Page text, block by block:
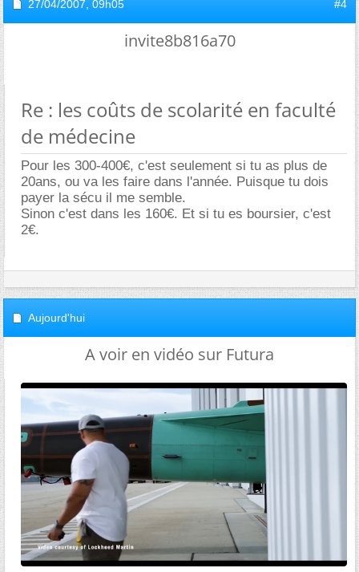
27/04/2007, 09h05 #4
invite8b816a70
Re : les coûts de scolarité en faculté
de médecine
Pour les 300-400€, c'est seulement si tu as plus de
20ans, ou va les faire dans l'année. Puisque tu dois
payer la sécu il me semble.
Sinon c'est dans les 160€. Et si tu es boursier, c'est
2€.
Aujourd'hui
A voir en vidéo sur Futura